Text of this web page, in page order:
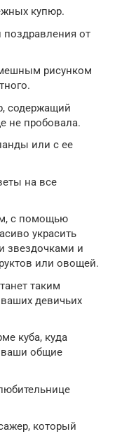
купюр.
поздравления от
рисунком
содержащий
не пробовала.
или с ее
на все
с помощью
украсить
звездочками и
или овощей.
таким
девичьих
куба, куда
ваши общие
который